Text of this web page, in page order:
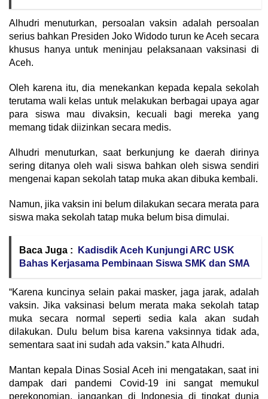
Alhudri menuturkan, persoalan vaksin adalah persoalan
serius bahkan Presiden Joko Widodo turun ke Aceh secara
khusus hanya untuk meninjau pelaksanaan vaksinasi di
Aceh.
Oleh karena itu, dia menekankan kepada kepala sekolah
terutama wali kelas untuk melakukan berbagai upaya agar
para siswa mau divaksin, kecuali bagi mereka yang
memang tidak diizinkan secara medis.
Alhudri menuturkan, saat berkunjung ke daerah dirinya
sering ditanya oleh wali siswa bahkan oleh siswa sendiri
mengenai kapan sekolah tatap muka akan dibuka kembali.
Namun, jika vaksin ini belum dilakukan secara merata para
siswa maka sekolah tatap muka belum bisa dimulai.
Baca Juga :
Kadisdik Aceh Kunjungi ARC USK
Bahas Kerjasama Pembinaan Siswa SMK dan SMA
“Karena kuncinya selain pakai masker, jaga jarak, adalah
vaksin. Jika vaksinasi belum merata maka sekolah tatap
muka secara normal seperti sedia kala akan sudah
dilakukan. Dulu belum bisa karena vaksinnya tidak ada,
sementara saat ini sudah ada vaksin.” kata Alhudri.
Mantan kepala Dinas Sosial Aceh ini mengatakan, saat ini
dampak dari pandemi Covid-19 ini sangat memukul
perekonomian, jangankan di Indonesia di tingkat dunia